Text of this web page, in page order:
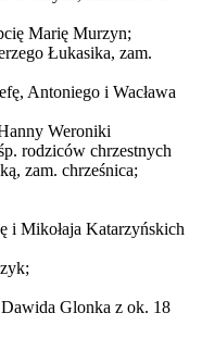
Marię Murzyn;
Łukasika, zam.
Antoniego i Wacława
Weroniki
rodziców chrzestnych
zam. chrześnica;
i Mikołaja Katarzyńskich
Dawida Glonka z ok. 18